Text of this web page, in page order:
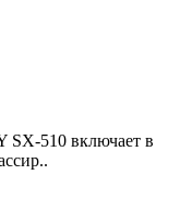
SX-510 включает в